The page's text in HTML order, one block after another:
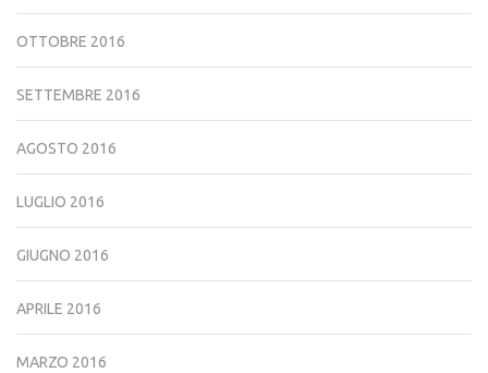
OTTOBRE 2016
SETTEMBRE 2016
AGOSTO 2016
LUGLIO 2016
GIUGNO 2016
APRILE 2016
MARZO 2016